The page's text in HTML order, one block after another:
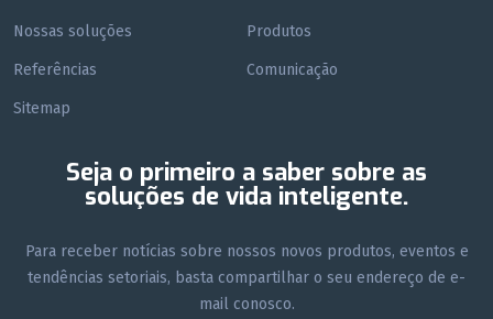
Nossas soluções Produtos
Referências Comunicação
Sitemap
Seja o primeiro a saber sobre as
soluções de vida inteligente.
Para receber notícias sobre nossos novos produtos, eventos e
tendências setoriais, basta compartilhar o seu endereço de e-
mail conosco.